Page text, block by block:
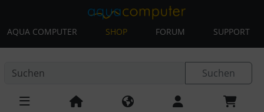
AQUA COMPUTER SHOP FORUM SUPPORT
Springe zum Inhalt
Suchen